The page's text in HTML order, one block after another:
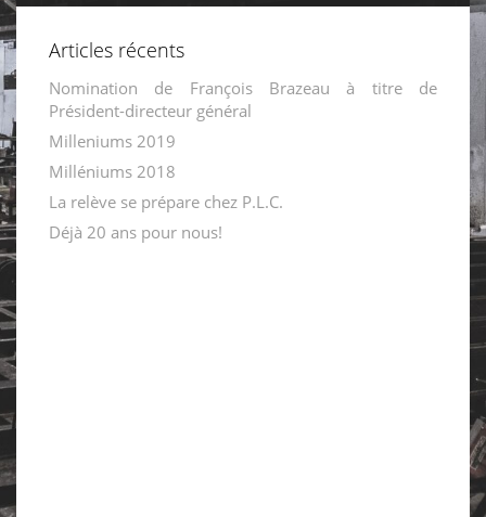
Articles récents
Nomination de François Brazeau à titre de
Président-directeur général
Milleniums 2019
Milléniums 2018
La relève se prépare chez P.L.C.
Déjà 20 ans pour nous!